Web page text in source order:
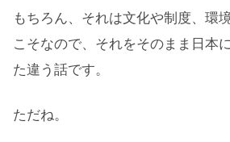
もちろん、それは文化や制度、環
こそなので、それをそのまま日本
た違う話です。
ただね。